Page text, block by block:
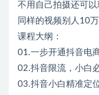
不用自己拍摄还可
同样的视频别人10
课程大纲：
01.一步开通抖音电
02.抖音限流，小白
03.抖音小白精准定